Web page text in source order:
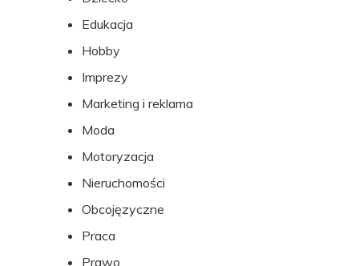
Edukacja
Hobby
Imprezy
Marketing i reklama
Moda
Motoryzacja
Nieruchomości
Obcojęzyczne
Praca
Prawo